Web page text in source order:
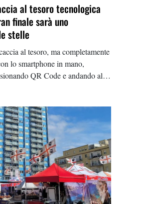
al tesoro tecnologica
finale sarà uno
stelle
al tesoro, ma completamente
lo smartphone in mano,
QR Code e andando alla